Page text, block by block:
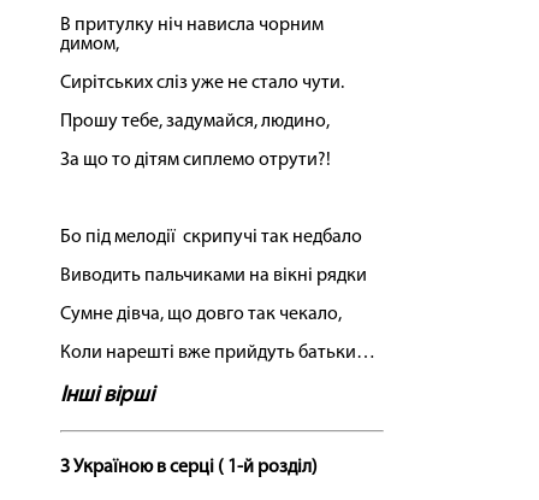
В притулку ніч нависла чорним
димом,
Сирітських сліз уже не стало чути.
Прошу тебе, задумайся, людино,
За що то дітям сиплемо отрути?!
Бо під мелодії скрипучі так недбало
Виводить пальчиками на вікні рядки
Сумне дівча, що довго так чекало,
Коли нарешті вже прийдуть батьки…
Інші вірші
З Україною в серці ( 1-й розділ)